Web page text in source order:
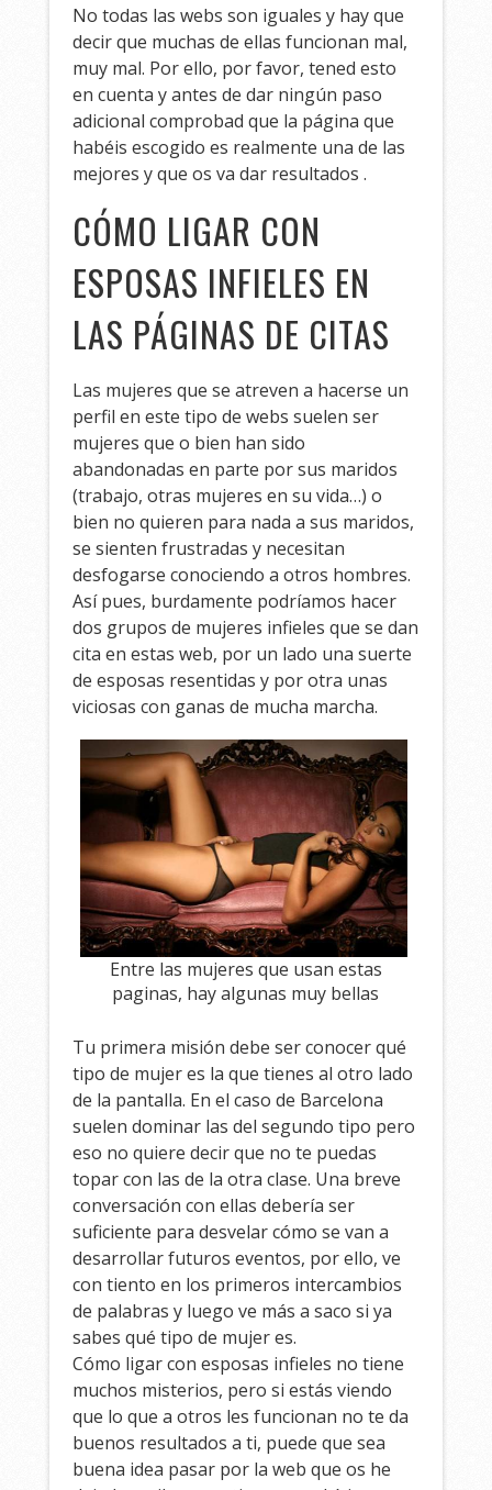
No todas las webs son iguales y hay que
decir que muchas de ellas funcionan mal,
muy mal. Por ello, por favor, tened esto
en cuenta y antes de dar ningún paso
adicional comprobad que la página que
habéis escogido es realmente una de las
mejores y que os va dar resultados .
CÓMO LIGAR CON
ESPOSAS INFIELES EN
LAS PÁGINAS DE CITAS
Las mujeres que se atreven a hacerse un
perfil en este tipo de webs suelen ser
mujeres que o bien han sido
abandonadas en parte por sus maridos
(trabajo, otras mujeres en su vida…) o
bien no quieren para nada a sus maridos,
se sienten frustradas y necesitan
desfogarse conociendo a otros hombres.
Así pues, burdamente podríamos hacer
dos grupos de mujeres infieles que se dan
cita en estas web, por un lado una suerte
de esposas resentidas y por otra unas
viciosas con ganas de mucha marcha.
Entre las mujeres que usan estas
paginas, hay algunas muy bellas
Tu primera misión debe ser conocer qué
tipo de mujer es la que tienes al otro lado
de la pantalla. En el caso de Barcelona
suelen dominar las del segundo tipo pero
eso no quiere decir que no te puedas
topar con las de la otra clase. Una breve
conversación con ellas debería ser
suficiente para desvelar cómo se van a
desarrollar futuros eventos, por ello, ve
con tiento en los primeros intercambios
de palabras y luego ve más a saco si ya
sabes qué tipo de mujer es.
Cómo ligar con esposas infieles no tiene
muchos misterios, pero si estás viendo
que lo que a otros les funcionan no te da
buenos resultados a ti, puede que sea
buena idea pasar por la web que os he